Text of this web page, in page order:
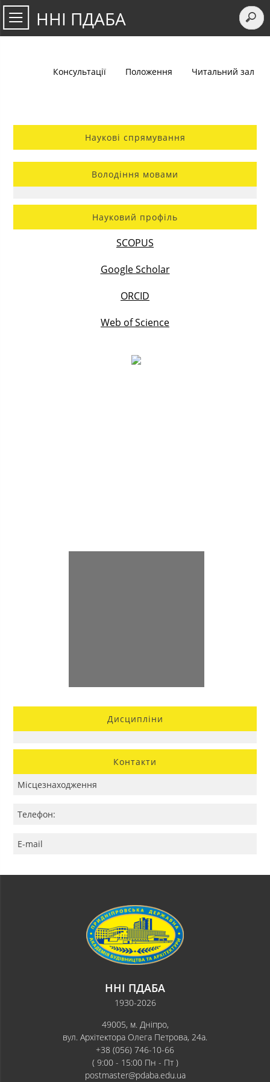
ННІ ПДАБА
Консультації Положення Читальний зал
Наукові спрямування
Володіння мовами
Науковий профіль
SCOPUS
Google Scholar
ORCID
Web of Science
Дисципліни
Контакти
Місцезнаходження
Телефон:
E-mail
ННІ ПДАБА
1930-2026
49005, м. Дніпро,
вул. Архітектора Олега Петрова, 24а.
+38 (056) 746-10-66
( 9:00 - 15:00 Пн - Пт )
postmaster@pdaba.edu.ua